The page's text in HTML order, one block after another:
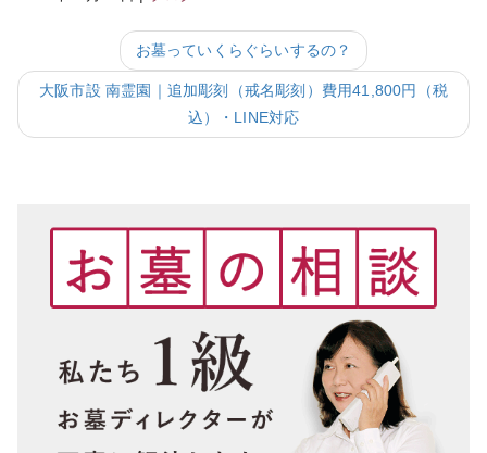
お墓っていくらぐらいするの？
大阪市設 南霊園｜追加彫刻（戒名彫刻）費用41,800円（税
込）・LINE対応